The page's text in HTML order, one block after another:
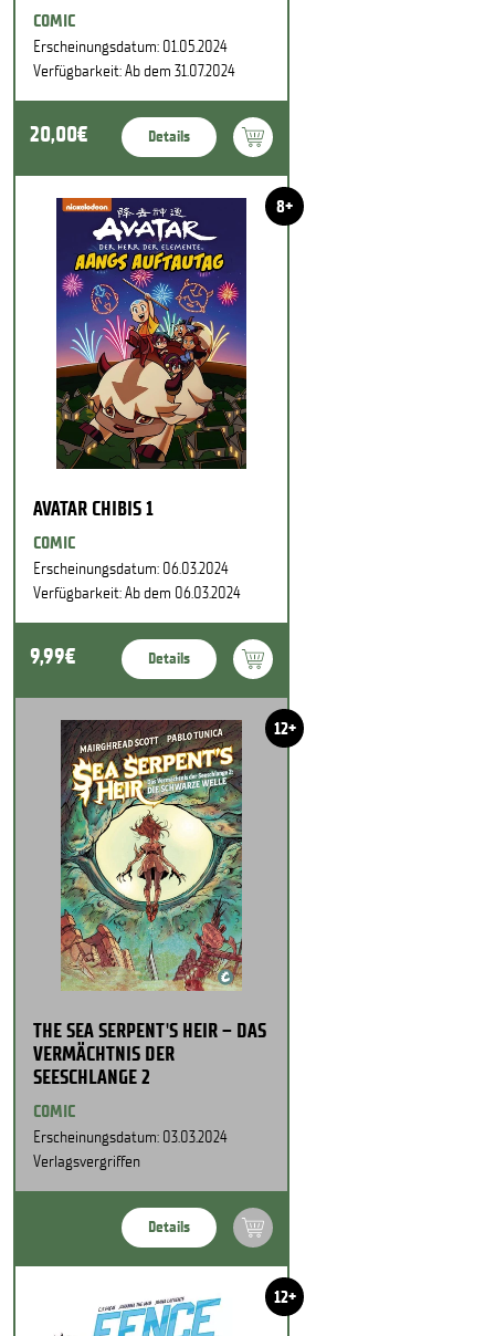
COMIC
Erscheinungsdatum: 01.05.2024
Verfügbarkeit: Ab dem 31.07.2024
20,00€ Details
8+
AVATAR CHIBIS 1
COMIC
Erscheinungsdatum: 06.03.2024
Verfügbarkeit: Ab dem 06.03.2024
9,99€ Details
12+
THE SEA SERPENT'S HEIR – DAS
VERMÄCHTNIS DER
SEESCHLANGE 2
COMIC
Erscheinungsdatum: 03.03.2024
Verlagsvergriffen
Details
12+